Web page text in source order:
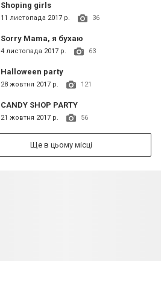
Shoping girls
11 листопада 2017 р. 36
Sorry Mama, я бухаю
4 листопада 2017 р. 63
Halloween party
28 жовтня 2017 р. 121
CANDY SHOP PARTY
21 жовтня 2017 р. 56
Ще в цьому місці